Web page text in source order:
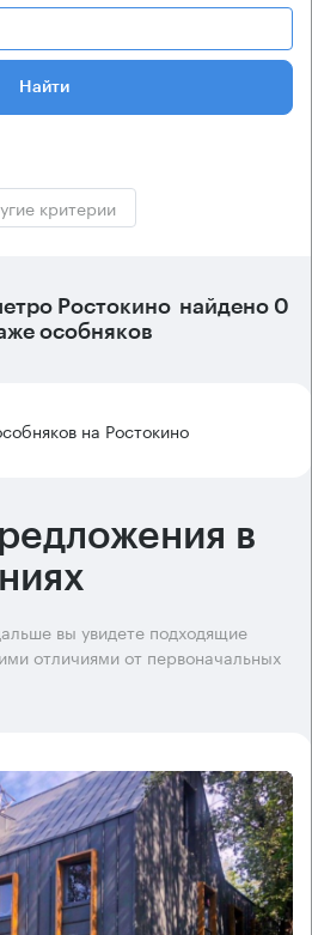
Найти
критерии
Ростокино найдено 0
особняков
на Ростокино
в
вы увидете подходящие
отличиями от первоначальных